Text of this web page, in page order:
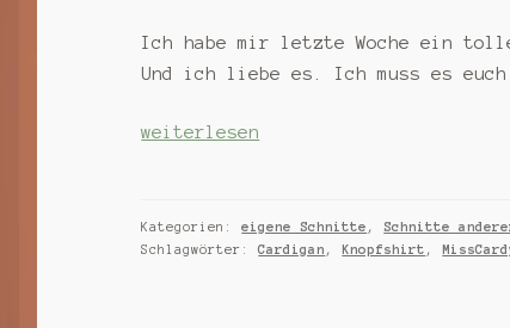
Ich habe mir letzte Woche ein
Und ich liebe es. Ich muss es
neues
Laune
weiterlesen
Kategorien:eigene Schnitte ,Schnitte
Schlagwörter:Cardigan , Knopfshirt ,